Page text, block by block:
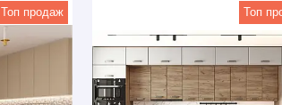
Топ продаж Топ